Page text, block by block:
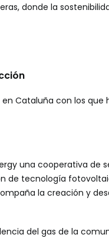
donde la
Cataluña con los que
una cooperativa de
de tecnología
la creación y
del gas de la